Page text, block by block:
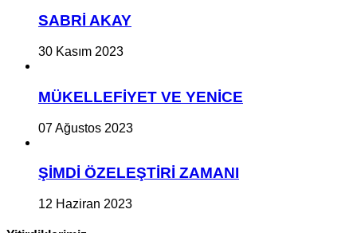
SABRİ AKAY
30 Kasım 2023
MÜKELLEFİYET VE YENİCE
07 Ağustos 2023
ŞİMDİ ÖZELEŞTİRİ ZAMANI
12 Haziran 2023